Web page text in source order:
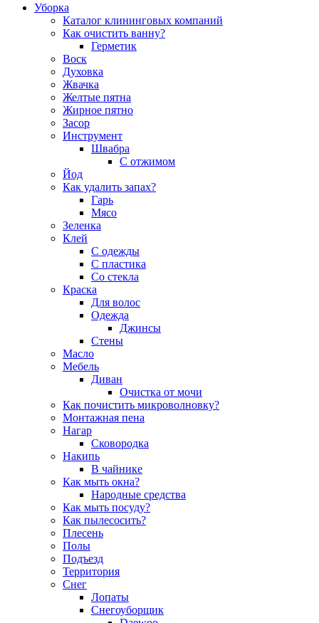
Уборка
Каталог клининговых компаний
Как очистить ванну?
Герметик
Воск
Духовка
Жвачка
Желтые пятна
Жирное пятно
Засор
Инструмент
Швабра
С отжимом
Йод
Как удалить запах?
Гарь
Мясо
Зеленка
Клей
С одежды
С пластика
Со стекла
Краска
Для волос
Одежда
Джинсы
Стены
Масло
Мебель
Диван
Очистка от мочи
Как почистить микроволновку?
Монтажная пена
Нагар
Сковородка
Накипь
В чайнике
Как мыть окна?
Народные средства
Как мыть посуду?
Как пылесосить?
Плесень
Полы
Подъезд
Территория
Снег
Лопаты
Снегоуборщик